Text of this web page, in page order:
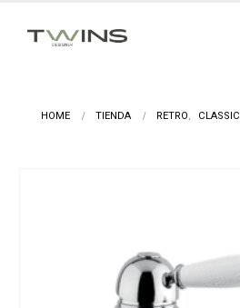
HOME TIENDA RETRO, CLASSIC